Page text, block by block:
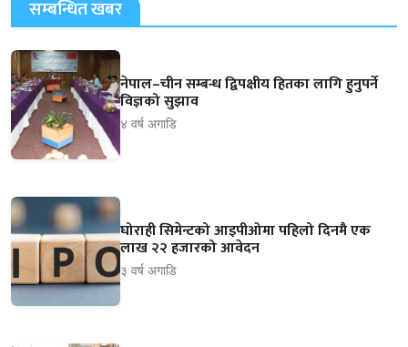
सम्बन्धित खबर
नेपाल–चीन सम्बन्ध द्विपक्षीय हितका लागि हुनुपर्ने
विज्ञको सुझाव
४ वर्ष अगाडि
घोराही सिमेन्टको आइपीओमा पहिलो दिनमै एक
लाख २२ हजारको आवेदन
३ वर्ष अगाडि